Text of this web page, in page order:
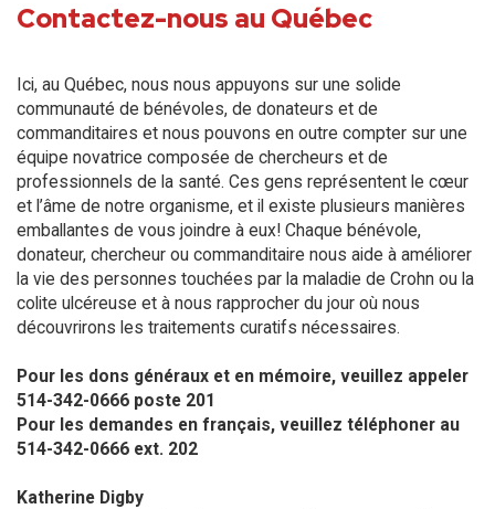
Contactez-nous au Québec
Ici, au Québec, nous nous appuyons sur une solide
communauté de bénévoles, de donateurs et de
commanditaires et nous pouvons en outre compter sur une
équipe novatrice composée de chercheurs et de
professionnels de la santé. Ces gens représentent le cœur
et l’âme de notre organisme, et il existe plusieurs manières
emballantes de vous joindre à eux! Chaque bénévole,
donateur, chercheur ou commanditaire nous aide à améliorer
la vie des personnes touchées par la maladie de Crohn ou la
colite ulcéreuse et à nous rapprocher du jour où nous
découvrirons les traitements curatifs nécessaires.
Pour les dons généraux et en mémoire, veuillez appeler
514-342-0666 poste 201​
Pour les demandes en français, veuillez téléphoner au
514-342-0666 ext. 202
Katherine Digby